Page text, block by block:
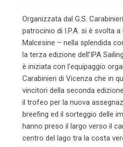
Organizzata dal G.S.
patrocinio di I.P.A. si è svolta
Malcesine – nella splendida
la terza edizione dell’IPA
è iniziata con l’equipaggio
Carabinieri di Vicenza che in
vincitori della seconda
il trofeo per la nuova
breefing ed il sorteggio delle
hanno preso il largo verso il
centro del lago tra la costa